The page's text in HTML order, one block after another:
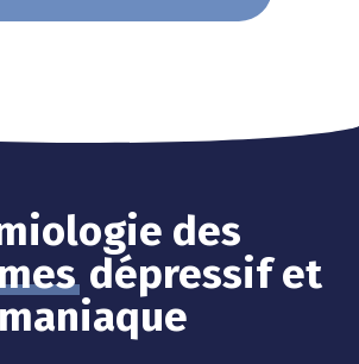
des
dépressif et
maniaque